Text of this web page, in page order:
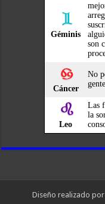
Diseño realizado por